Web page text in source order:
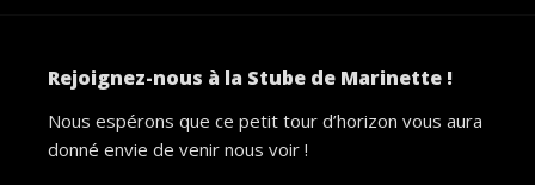
Rejoignez-nous à la Stube de Marinette !
Nous espérons que ce petit tour d’horizon vous aura
donné envie de venir nous voir !